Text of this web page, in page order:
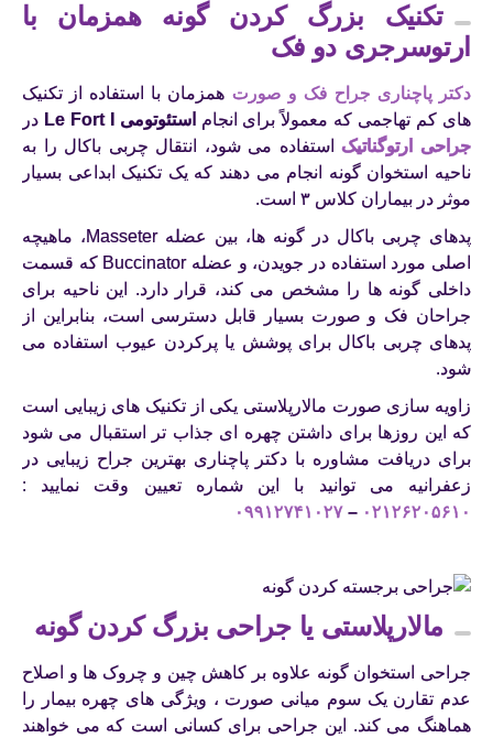
تکنیک بزرگ کردن گونه همزمان با
ارتوسرجری دو فک
دکتر پاچناری جراح فک و صورت همزمان با استفاده از تکنیک
های کم تهاجمی که معمولاً برای انجام استئوتومی Le Fort I
در
جراحی ارتوگناتیکاستفاده می شود، انتقال چربی باکال را به
ناحیه استخوان گونه انجام می دهند که یک تکنیک ابداعی بسیار
موثر در بیماران کلاس ۳ است.
پدهای چربی باکال در گونه ها، بین عضله Masseter، ماهیچه
اصلی مورد استفاده در جویدن، و عضله Buccinator که قسمت
داخلی گونه ها را مشخص می کند، قرار دارد. این ناحیه برای
جراحان فک و صورت بسیار قابل دسترسی است، بنابراین از
پدهای چربی باکال برای پوشش یا پرکردن عیوب استفاده می
شود.
زاویه سازی صورت مالارپلاستی یکی از تکنیک های زیبایی است
که این روزها برای داشتن چهره ای جذاب تر استقبال می شود
برای دریافت مشاوره با دکتر پاچناری بهترین جراح زیبایی در
زعفرانیه می توانید با این شماره تعیین وقت نمایید :
۰۲۱۲۶۲۰۵۶۱۰ – ۰۹۹۱۲۷۴۱۰۲۷
مالارپلاستی یا جراحی بزرگ کردن گونه
جراحی استخوان گونه علاوه بر کاهش چین و چروک ها و اصلاح
عدم تقارن یک سوم میانی صورت ، ویژگی های چهره بیمار را
هماهنگ می کند. این جراحی برای کسانی است که می خواهند